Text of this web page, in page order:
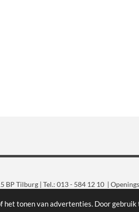
tonen van advertenties. Door
BP Tilburg | Tel.: 013 - 584 12 10 |